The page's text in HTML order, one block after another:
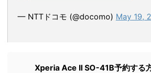
— NTTドコモ (@docomo) May 19,
Xperia Ace II SO-41B予約する